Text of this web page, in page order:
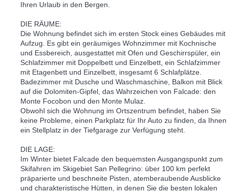
Ihren Urlaub in den Bergen.
DIE RÄUME:
Die Wohnung befindet sich im ersten Stock eines Gebäudes mit
Aufzug. Es gibt ein geräumiges Wohnzimmer mit Kochnische
und Essbereich, ausgestattet mit Ofen und Geschirrspüler, ein
Schlafzimmer mit Doppelbett und Einzelbett, ein Schlafzimmer
mit Etagenbett und Einzelbett, insgesamt 6 Schlafplätze.
Badezimmer mit Dusche und Waschmaschine, Balkon mit Blick
auf die Dolomiten-Gipfel, das Wahrzeichen von Falcade: den
Monte Focobon und den Monte Mulaz.
Obwohl sich die Wohnung im Ortszentrum befindet, haben Sie
keine Probleme, einen Parkplatz für Ihr Auto zu finden, da Ihnen
ein Stellplatz in der Tiefgarage zur Verfügung steht.
DIE LAGE:
Im Winter bietet Falcade den bequemsten Ausgangspunkt zum
Skifahren im Skigebiet San Pellegrino: über 100 km perfekt
präparierte und beschneite Pisten, atemberaubende Ausblicke
und charakteristische Hütten, in denen Sie die besten lokalen